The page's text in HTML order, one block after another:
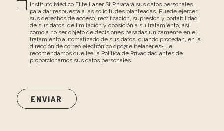
Instituto Médico Elite Laser SLP tratará sus datos personales
para dar respuesta a las solicitudes planteadas. Puede ejercer
sus derechos de acceso, rectificación, supresión y portabilidad
de sus datos, de limitación y oposición a su tratamiento, así
como a no ser objeto de decisiones basadas únicamente en el
tratamiento automatizado de sus datos, cuando procedan, en la
dirección de correo electrónico dpd@elitelaser.es- Le
recomendamos que lea la Política de Privacidadantes de
proporcionarnos sus datos personales.